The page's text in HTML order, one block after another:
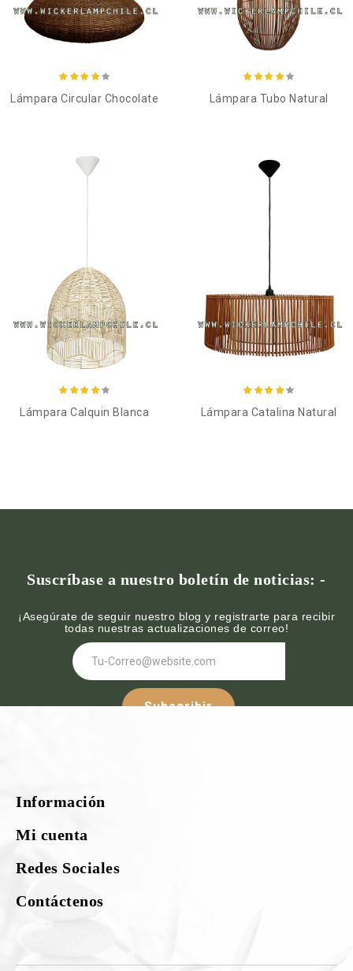
Añadir al carro
Lámpara Circular Chocolate
Añadir al carro
Lámpara Tubo Natural
Añadir al carro
Lámpara Calquin Blanca
Añadir al carro
Lámpara Catalina Natural
Suscríbase a nuestro boletín de noticias: -
¡Asegúrate de seguir nuestro blog y registrarte para recibir
todas nuestras actualizaciones de correo!
Subscribir
Información
Mi cuenta
Redes Sociales
Contáctenos